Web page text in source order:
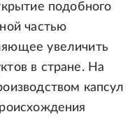
подобного
частью
увеличить
в стране. На
капсул